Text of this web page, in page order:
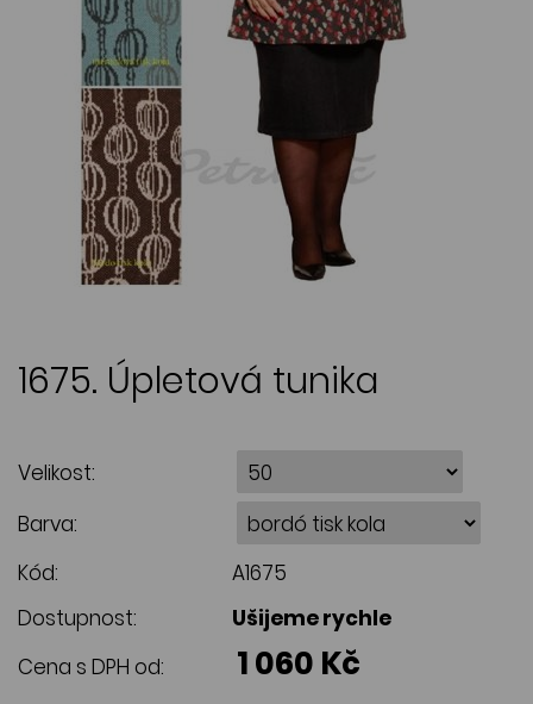
1675. Úpletová tunika
Velikost:
Barva:
Kód:
A1675
Dostupnost:
Ušijeme rychle
Cena s DPH od:
1 060 Kč